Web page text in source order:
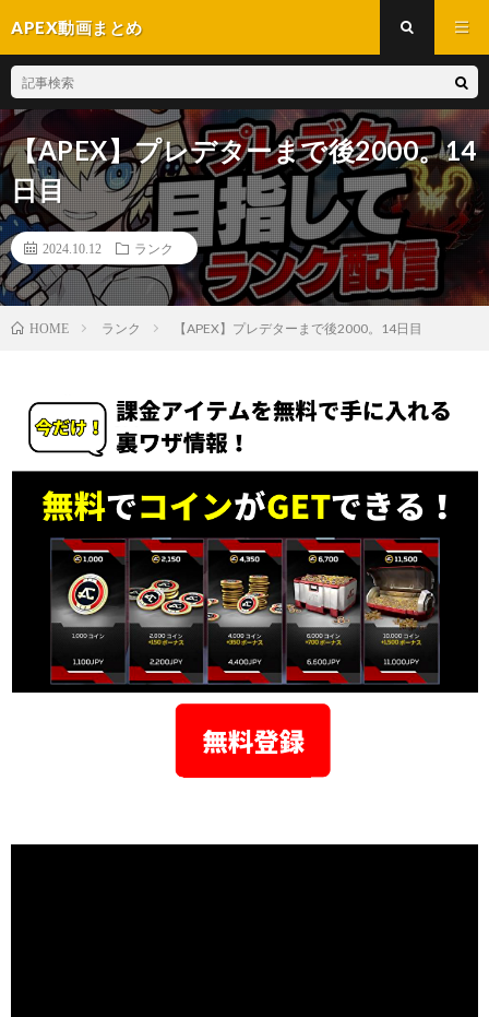
APEX動画まとめ
【APEX】プレデターまで後2000。14
日目
2024.10.12 ランク
HOME ランク 【APEX】プレデターまで後2000。14日目